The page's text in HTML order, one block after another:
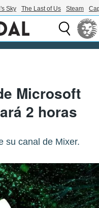
Sky The Last of Us Steam
Microsoft
2 horas
su canal de Mixer.